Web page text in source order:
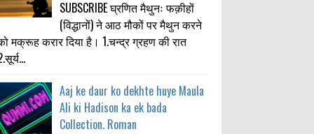
SUBSCRIBE घ्रणित मैथुनः फक़ीहों
(विद्धानों) ने आठ मौकों पर मैथुन करने
मक्रूह करार दिया है। 1.चन्द्र ग्रहण की रात
Aaj ke daur ko dekhte huye Maula
Ali ki Hadison ka ek bada
Collection. Roman